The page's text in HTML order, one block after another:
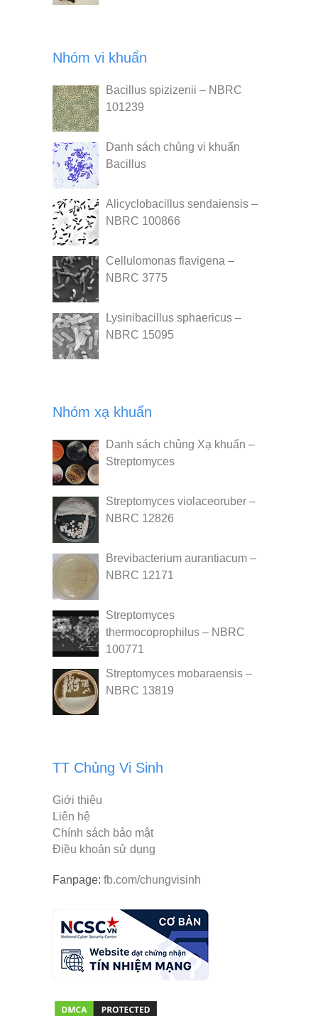
Nhóm vi khuẩn
Bacillus spizizenii – NBRC
101239
Danh sách chủng vi khuẩn
Bacillus
Alicyclobacillus sendaiensis –
NBRC 100866
Cellulomonas flavigena –
NBRC 3775
Lysinibacillus sphaericus –
NBRC 15095
Nhóm xạ khuẩn
Danh sách chủng Xạ khuẩn –
Streptomyces
Streptomyces violaceoruber –
NBRC 12826
Brevibacterium aurantiacum –
NBRC 12171
Streptomyces
thermocoprophilus – NBRC
100771
Streptomyces mobaraensis –
NBRC 13819
TT Chủng Vi Sinh
Giới thiệu
Liên hệ
Chính sách bảo mật
Điều khoản sử dụng
Fanpage: fb.com/chungvisinh